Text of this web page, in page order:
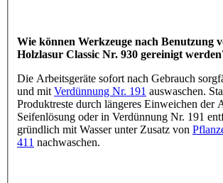
Wie können Werkzeuge nach Benutzung
Holzlasur Classic Nr. 930 gereinigt
Die Arbeitsgeräte sofort nach Gebrauch
und mit Verdünnung Nr. 191 auswaschen.
Produktreste durch längeres Einweichen der
Seifenlösung oder in Verdünnung Nr. 191
gründlich mit Wasser unter Zusatz von
411 nachwaschen.